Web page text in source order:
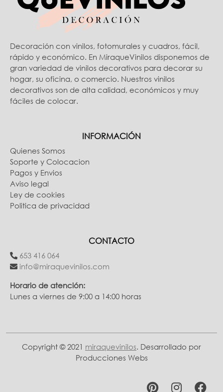
Decoración con vinilos, fotomurales y cuadros, fácil,
rápido y económico. En MiraqueVinilos disponemos de
gran variedad de vinilos decorativos para decorar su
hogar, su oficina, o comercio. Nuestros vinilos
decorativos son de alta calidad, económicos y muy
fáciles de colocar.
INFORMACIÓN
Quienes Somos
Soporte y Colocacion
Pagos y Envios
Aviso legal
Ley de cookies
Politica de privacidad
CONTACTO
653 416 064
info@miraquevinilos.com
Horario de atención:
Lunes a viernes de 9:00 a 14:00 horas
Copyright © 2021 miraquevinilos. Desarrollado por
Producciones Webs